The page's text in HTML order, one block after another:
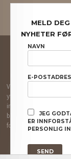
PARTNERE
FRAKT
Vår nettbutikk bruker
yte deg bedre service.
innloggingsdetaljer og
bruke siden som
for cookies.
MELD
NYHETER
NAVN
E-
JEG
ER
PERSONLIG